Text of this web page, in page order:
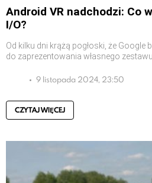
Android VR nadchodzi: Co
I/O?
Od kilku dni krążą pogłoski, że
do zaprezentowania własnego
9 listopada 2024, 23:50
CZYTAJ WIĘCEJ